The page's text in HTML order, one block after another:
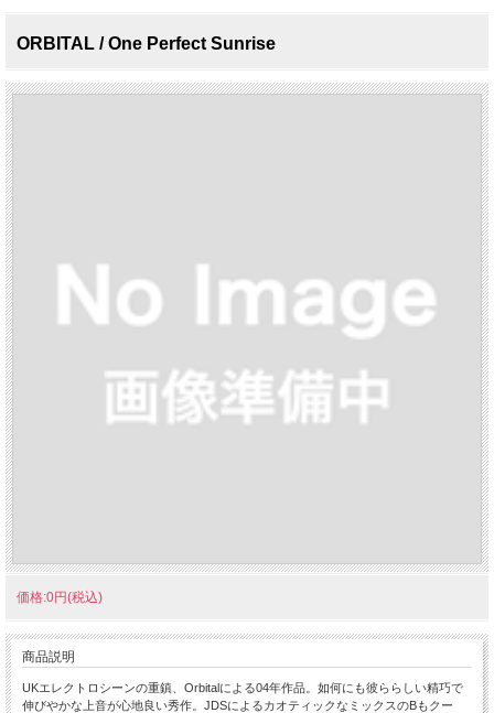
ORBITAL / One Perfect Sunrise
価格:0円(税込)
商品説明
UKエレクトロシーンの重鎮、Orbitalによる04年作品。如何にも彼ららしい精巧で
伸びやかな上音が心地良い秀作。JDSによるカオティックなミックスのBもクー